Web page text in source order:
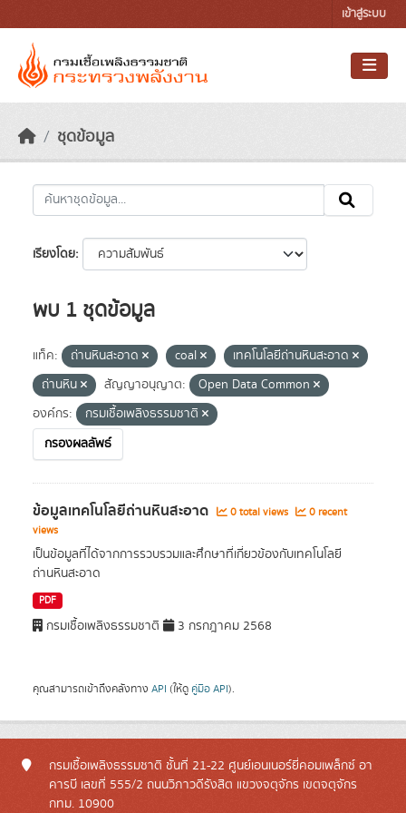
เข้าสู่ระบบ
ชุดข้อมูล
เรียงโดย
พบ 1 ชุดข้อมูล
แท็ค: ถ่านหินสะอาด coal
เทคโนโลยีถ่านหินสะอาด
ถ่านหิน
สัญญาอนุญาต:
Open Data Common
องค์กร:
กรมเชื้อเพลิงธรรมชาติ
กรองผลลัพธ์
ข้อมูลเทคโนโลยีถ่านหินสะอาด 0 total views
0 recent
views
เป็นข้อมูลที่ได้จากการรวบรวมและศึกษาที่เกี่ยวข้องกับเทคโนโลยี
ถ่านหินสะอาด
PDF
กรมเชื้อเพลิงธรรมชาติ 3 กรกฎาคม 2568
คุณสามารถเข้าถึงคลังทาง API (ให้ดู คู่มือ API).
กรมเชื้อเพลิงธรรมชาติ ชั้นที่ 21-22 ศูนย์เอนเนอร์ยี่คอมเพล็กซ์ อา
คารบี เลขที่ 555/2 ถนนวิภาวดีรังสิต แขวงจตุจักร เขตจตุจักร
กทม. 10900